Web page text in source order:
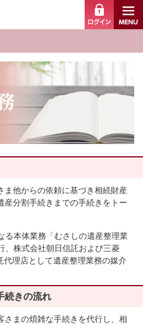
ログイ
ま他からの依頼に基づき相続財産
産分割手続きまでの手続きをトー
る本体業務「むさしの遺産整理業
、株式会社朝日信託および三菱
代理店として遺産整理業務の媒介
続きの流れ
さまの煩雑な手続きを代行し、相